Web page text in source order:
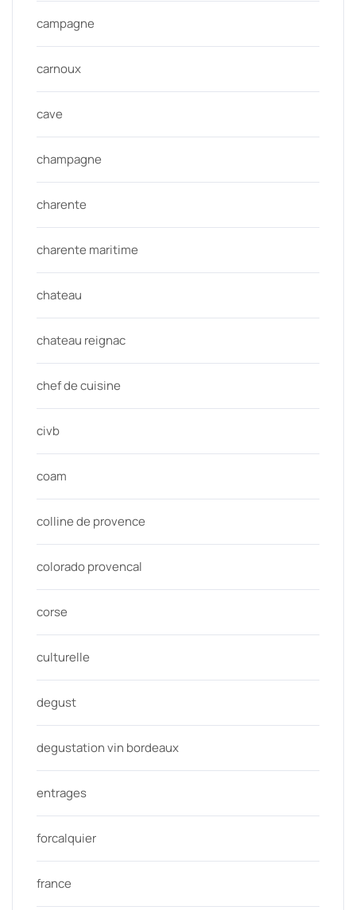
campagne
carnoux
cave
champagne
charente
charente maritime
chateau
chateau reignac
chef de cuisine
civb
coam
colline de provence
colorado provencal
corse
culturelle
degust
degustation vin bordeaux
entrages
forcalquier
france